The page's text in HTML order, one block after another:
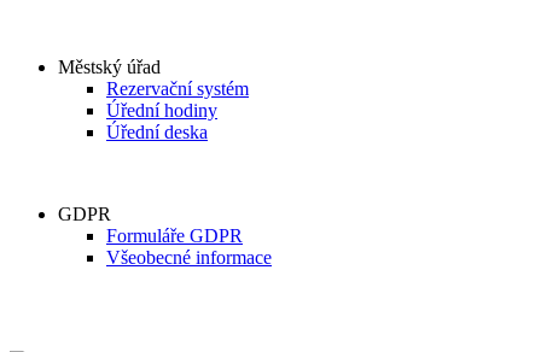
Městský úřad
Rezervační systém
Úřední hodiny
Úřední deska
GDPR
Formuláře GDPR
Všeobecné informace